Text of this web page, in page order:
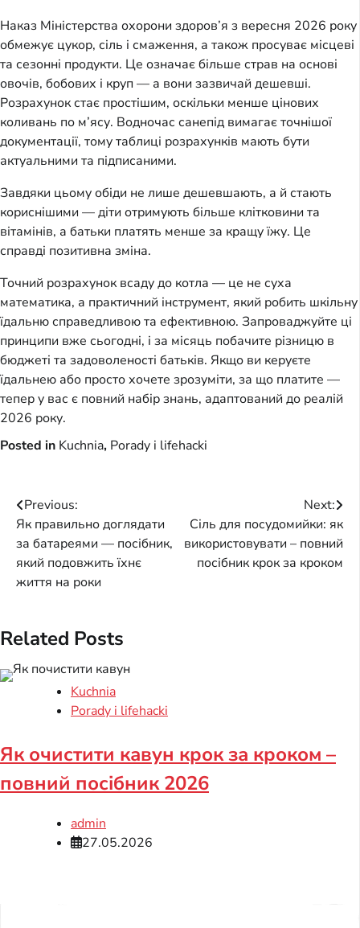
Наказ Міністерства охорони здоров’я з вересня 2026 року
обмежує цукор, сіль і смаження, а також просуває місцеві
та сезонні продукти. Це означає більше страв на основі
овочів, бобових і круп — а вони зазвичай дешевші.
Розрахунок стає простішим, оскільки менше цінових
коливань по м’ясу. Водночас санепід вимагає точнішої
документації, тому таблиці розрахунків мають бути
актуальними та підписаними.
Завдяки цьому обіди не лише дешевшають, а й стають
кориснішими — діти отримують більше клітковини та
вітамінів, а батьки платять менше за кращу їжу. Це
справді позитивна зміна.
Точний розрахунок всаду до котла — це не суха
математика, а практичний інструмент, який робить шкільну
їдальню справедливою та ефективною. Запроваджуйте ці
принципи вже сьогодні, і за місяць побачите різницю в
бюджеті та задоволеності батьків. Якщо ви керуєте
їдальнею або просто хочете зрозуміти, за що платите —
тепер у вас є повний набір знань, адаптований до реалій
2026 року.
Posted in Kuchnia, Porady i lifehacki
Post
navigation
Previous:
Як правильно доглядати
за батареями — посібник,
який подовжить їхнє
життя на роки
Next:
Сіль для посудомийки: як
використовувати – повний
посібник крок за кроком
Related Posts
Kuchnia
Porady i lifehacki
Як очистити кавун крок за кроком –
повний посібник 2026
admin
27.05.2026